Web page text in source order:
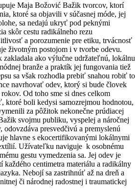
Maja Božović Bažik tvorcov, ktorí
ktoré sa objavili v súčasnej móde, jej
sa nedajú ukryť pod peknými
skôr cestu radikálneho rezu
a porozumenie pre etiku, trvácnosť
životným postojom i v tvorbe odevu.
zakladala ako výlučne udržateľnú, lokálnu
branže a praktík jej fungovania tiež
sa však rozhodla prebiť snahou robiť to
navrhovať odev, ktorý si bude človek
Od toho sme si dnes celkom
ktoré boli kedysi samozrejmou hodnotou,
za pôžitok nekonečne prúdiacej
svojmu publiku, vyspelej a náročnej
odovzdáva presvedčivú a premyslenú
hlavne s ekocertifikovanými lokálnymi
Užívateľku naviguje k osobnému
gestu vymedzenia sa. Jej odev je
centimetra materiálu a radikálny
Nebojí sa zastrihnúť až na dreň a
či národnej radostnej i traumatickej